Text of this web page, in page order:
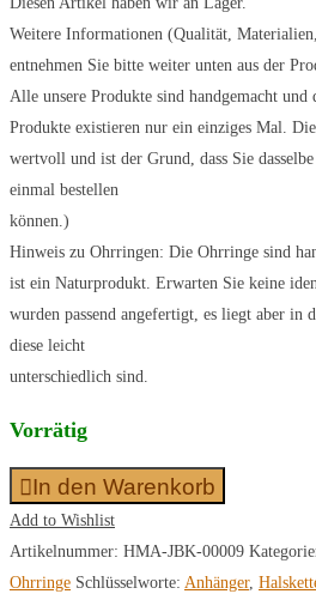
Weitere Informationen (Qualität,
entnehmen Sie bitte weiter unten aus der
Alle unsere Produkte sind handgemacht und
Produkte existieren nur ein einziges Mal.
wertvoll und ist der Grund, dass Sie
einmal bestellen
können.)
Hinweis zu Ohrringen: Die Ohrringe sind
ist ein Naturprodukt. Erwarten Sie keine
wurden passend angefertigt, es liegt aber in
diese leicht
unterschiedlich sind.
Vorrätig
In den Warenkorb
Add to Wishlist
Artikelnummer: HMA-JBK-00009
Ohrringe Schlüsselworte: Anhänger,